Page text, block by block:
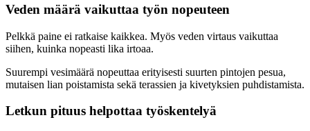
Veden määrä vaikuttaa työn nopeuteen
Pelkkä paine ei ratkaise kaikkea. Myös veden virtaus vaikuttaa
siihen, kuinka nopeasti lika irtoaa.
Suurempi vesimäärä nopeuttaa erityisesti suurten pintojen pesua,
mutaisen lian poistamista sekä terassien ja kivetyksien puhdistamista.
Letkun pituus helpottaa työskentelyä